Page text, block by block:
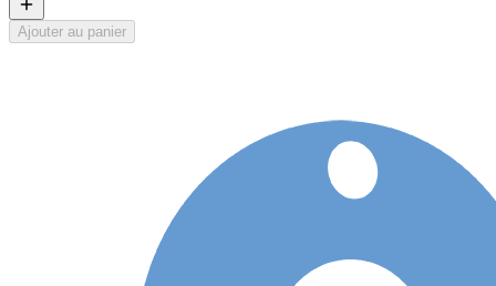
Ajouter au panier